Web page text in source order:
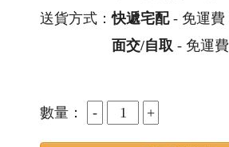
送貨方式：快遞宅配- 免運費
面交/自取 - 免運費
數量：